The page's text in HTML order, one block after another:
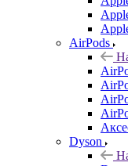
AirPods
Dyson